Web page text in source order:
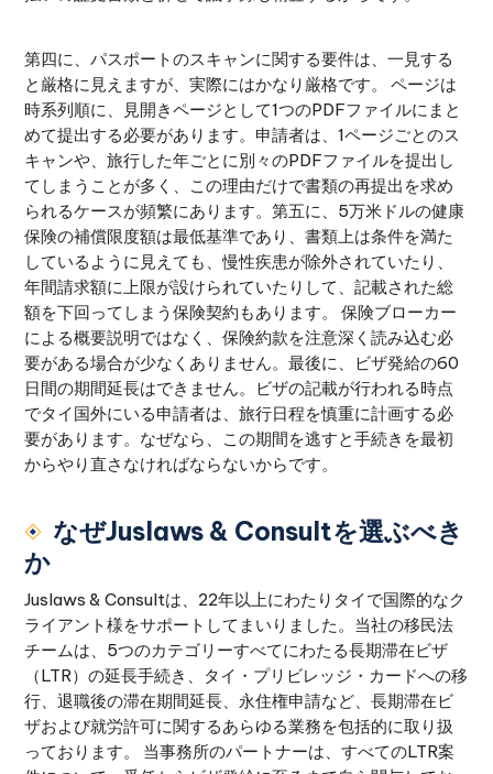
第四に、パスポートのスキャンに関する要件は、一見する
と厳格に見えますが、実際にはかなり厳格です。 ページは
時系列順に、見開きページとして1つのPDFファイルにまと
めて提出する必要があります。申請者は、1ページごとのス
キャンや、旅行した年ごとに別々のPDFファイルを提出し
てしまうことが多く、この理由だけで書類の再提出を求め
られるケースが頻繁にあります。第五に、5万米ドルの健康
保険の補償限度額は最低基準であり、書類上は条件を満た
しているように見えても、慢性疾患が除外されていたり、
年間請求額に上限が設けられていたりして、記載された総
額を下回ってしまう保険契約もあります。 保険ブローカー
による概要説明ではなく、保険約款を注意深く読み込む必
要がある場合が少なくありません。最後に、ビザ発給の60
日間の期間延長はできません。ビザの記載が行われる時点
でタイ国外にいる申請者は、旅行日程を慎重に計画する必
要があります。なぜなら、この期間を逃すと手続きを最初
からやり直さなければならないからです。
なぜJuslaws & Consultを選ぶべき
か
Juslaws & Consultは、22年以上にわたりタイで国際的なク
ライアント様をサポートしてまいりました。当社の移民法
チームは、5つのカテゴリーすべてにわたる長期滞在ビザ
（LTR）の延長手続き、タイ・プリビレッジ・カードへの移
行、退職後の滞在期間延長、永住権申請など、長期滞在ビ
ザおよび就労許可に関するあらゆる業務を包括的に取り扱
っております。 当事務所のパートナーは、すべてのLTR案